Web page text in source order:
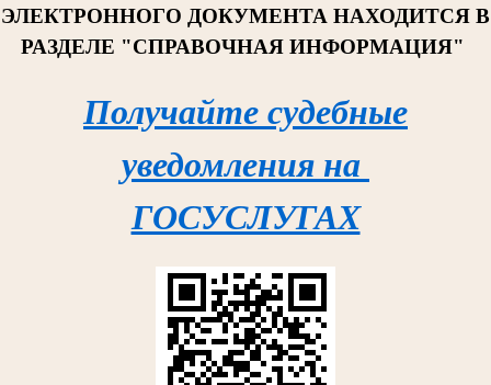
ЭЛЕКТРОННОГО ДОКУМЕНТА НАХОДИТСЯ В
РАЗДЕЛЕ "СПРАВОЧНАЯ ИНФОРМАЦИЯ"
Получайте судебные
уведомления на
ГОСУСЛУГАХ